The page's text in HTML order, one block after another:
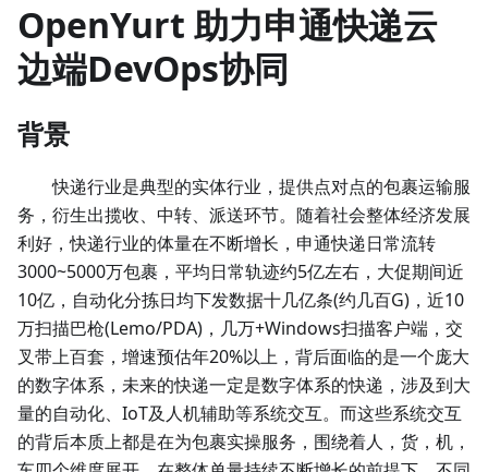
OpenYurt 助力申通快递云
边端DevOps协同
背景
快递行业是典型的实体行业，提供点对点的包裹运输服
务，衍生出揽收、中转、派送环节。随着社会整体经济发展
利好，快递行业的体量在不断增长，申通快递日常流转
3000~5000万包裹，平均日常轨迹约5亿左右，大促期间近
10亿，自动化分拣日均下发数据十几亿条(约几百G)，近10
万扫描巴枪(Lemo/PDA)，几万+Windows扫描客户端，交
叉带上百套，增速预估年20%以上，背后面临的是一个庞大
的数字体系，未来的快递一定是数字体系的快递，涉及到大
量的自动化、IoT及人机辅助等系统交互。而这些系统交互
的背后本质上都是在为包裹实操服务，围绕着人，货，机，